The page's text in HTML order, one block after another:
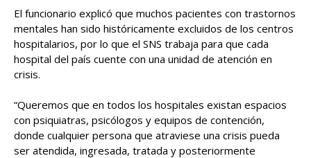
El funcionario explicó que muchos pacientes con trastornos
mentales han sido históricamente excluidos de los centros
hospitalarios, por lo que el SNS trabaja para que cada
hospital del país cuente con una unidad de atención en
crisis.
“Queremos que en todos los hospitales existan espacios
con psiquiatras, psicólogos y equipos de contención,
donde cualquier persona que atraviese una crisis pueda
ser atendida, ingresada, tratada y posteriormente